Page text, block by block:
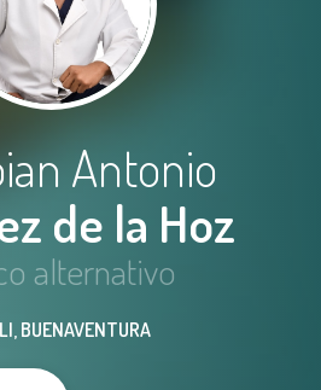
Antonio
de la Hoz
alternativo
BUENAVENTURA